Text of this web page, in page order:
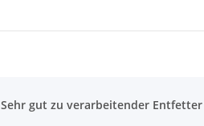
Sehr gut zu verarbeitender Entfetter